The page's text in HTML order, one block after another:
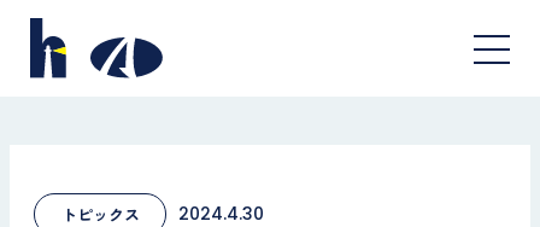
トピックス 2024.4.30